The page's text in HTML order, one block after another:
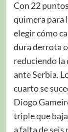
Con 22
quimera para
elegir cómo
dura derrota
reduciendo la
ante Serbia.
cuarto se
Diogo
triple que
a falta de